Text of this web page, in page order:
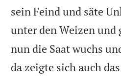
sein Feind und säte
unter den Weizen und
nun die Saat wuchs
da zeigte sich auch